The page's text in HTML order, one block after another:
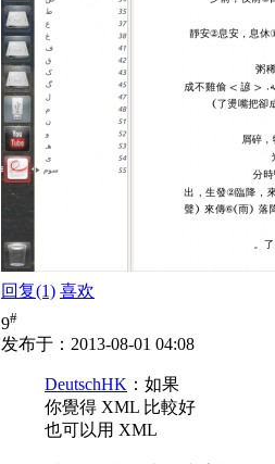
回复(1) 喜欢
9#
发布于：2013-08-01 04:08
DeutschHK ：如果
你覺得 XML 比較好
也可以用 XML